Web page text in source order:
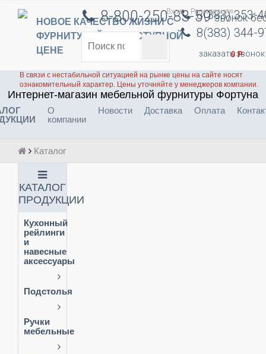
Вход Регистрация
НОВОЕ КАЧЕСТВО ЖИЗНИ С
ФУРНИТУРОЙ ПО ДОСТУПНОЙ
ЦЕНЕ
8-800-250-83-59звонок
8(383) 353-
8(383) 344-
заказать звонок
0Р
В связи с нестабильной ситуацией на рынке цены на сайте носят
ознакомительный характер. Цены уточняйте у менеджеров компании.
Интернет-магазин мебельной фурнитуры Фортуна
О
компании
Новости Доставка Оплата
Каталог
КАТАЛОГ
ПРОДУКЦИИ
Кухонный
рейлинги
и
навесные
аксессуары
Подстолья
Ручки
мебельные